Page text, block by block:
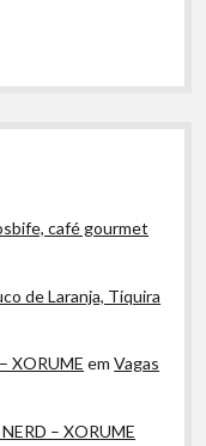
café gourmet
de Laranja, Tiquira
XORUME emVagas
– XORUME